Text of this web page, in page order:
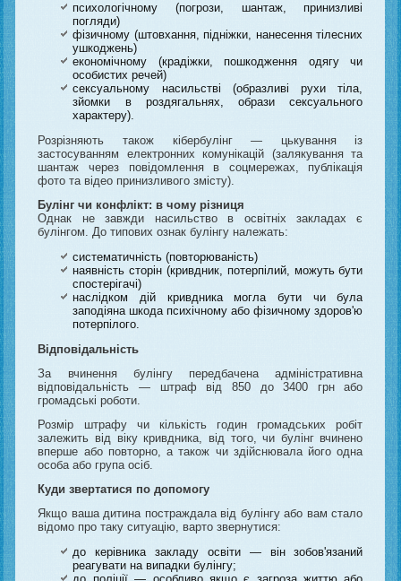
психологічному (погрози, шантаж, принизливі
погляди)
фізичному (штовхання, підніжки, нанесення тілесних
ушкоджень)
економічному (крадіжки, пошкодження одягу чи
особистих речей)
сексуальному насильстві (образливі рухи тіла,
зйомки в роздягальнях, образи сексуального
характеру).
Розрізняють також кібербулінг — цькування із
застосуванням електронних комунікацій (залякування та
шантаж через повідомлення в соцмережах, публікація
фото та відео принизливого змісту).
Булінг чи конфлікт: в чому різниця
Однак не завжди насильство в освітніх закладах є
булінгом. До типових ознак булінгу належать:
систематичність (повторюваність)
наявність сторін (кривдник, потерпілий, можуть бути
спостерігачі)
наслідком дій кривдника могла бути чи була
заподіяна шкода психічному або фізичному здоров'ю
потерпілого.
Відповідальність
За вчинення булінгу передбачена адміністративна
відповідальність — штраф від 850 до 3400 грн або
громадські роботи.
Розмір штрафу чи кількість годин громадських робіт
залежить від віку кривдника, від того, чи булінг вчинено
вперше або повторно, а також чи здійснювала його одна
особа або група осіб.
Куди звертатися по допомогу
Якщо ваша дитина постраждала від булінгу або вам стало
відомо про таку ситуацію, варто звернутися:
до керівника закладу освіти — він зобов'язаний
реагувати на випадки булінгу;